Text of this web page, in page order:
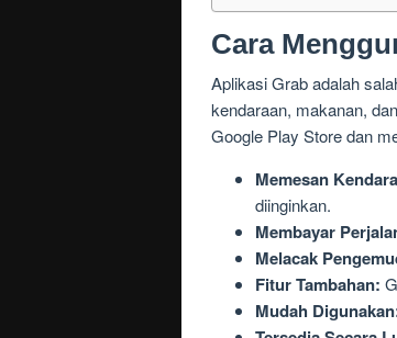
Cara
Aplikasi Grab adalah
kendaraan, makanan,
Google Play Store dan
Memesan
diinginkan.
Membayar
Melacak
Fitur Tambahan:
Mudah